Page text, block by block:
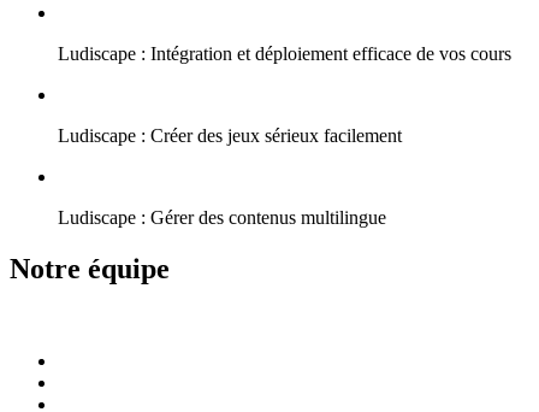
Ludiscape : Intégration et déploiement efficace de vos cours
Ludiscape : Créer des jeux sérieux facilement
Ludiscape : Gérer des contenus multilingue
Notre équipe